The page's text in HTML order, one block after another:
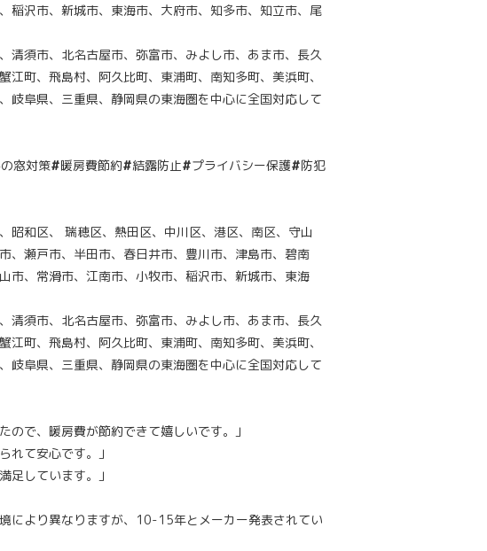
稲沢市、新城市、東海市、大府市、知多市、知立市、尾
清須市、北名古屋市、弥富市、みよし市、あま市、長久
町、飛島村、阿久比町、東浦町、南知多町、美浜町、
岐阜県、三重県、静岡県の東海圏を中心に全国対応して
窓対策#暖房費節約#結露防止#プライバシー保護#防犯
昭和区、 瑞穂区、熱田区、中川区、港区、南区、守山
、瀬戸市、半田市、春日井市、豊川市、津島市、碧南
市、常滑市、江南市、小牧市、稲沢市、新城市、東海
清須市、北名古屋市、弥富市、みよし市、あま市、長久
町、飛島村、阿久比町、東浦町、南知多町、美浜町、
岐阜県、三重県、静岡県の東海圏を中心に全国対応して
ので、暖房費が節約できて嬉しいです。」
れて安心です。」
足しています。」
より異なりますが、10-15年とメーカー発表されてい